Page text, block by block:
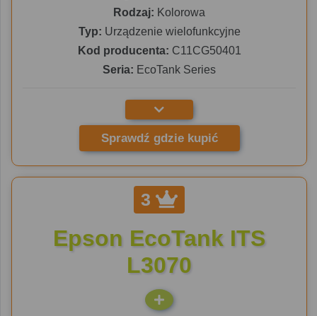
Rodzaj: Kolorowa
Typ: Urządzenie wielofunkcyjne
Kod producenta: C11CG50401
Seria: EcoTank Series
Sprawdź gdzie kupić
3
Epson EcoTank ITS
L3070